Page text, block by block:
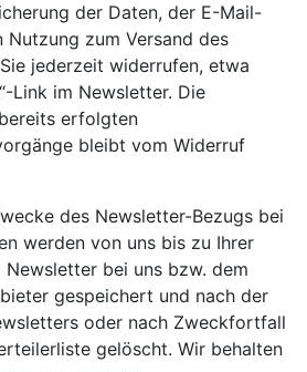
der Daten, der E-Mail-
Nutzung zum Versand des
jederzeit widerrufen, etwa
Link im Newsletter. Die
erfolgten
bleibt vom Widerruf
des Newsletter-Bezugs bei
werden von uns bis zu Ihrer
bei uns bzw. dem
gespeichert und nach der
oder nach Zweckfortfall
gelöscht. Wir behalten